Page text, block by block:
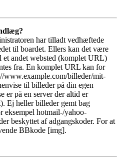
har tilladt vedhæftede
til boardet. Ellers kan det være
andet websted (komplet URL)
fra. En komplet URL kan for
www.example.com/billeder/mit-
til billeder på din egen
er på en server der altid er
Ej heller billeder gemt bag
eksempel hotmail-/yahoo-
beskyttet af adgangskoder. For at
BBkode [img].